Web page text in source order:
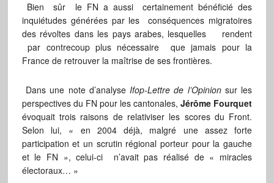
Bien sûr le FN a aussi certainement bénéficié des
inquiétudes générées par les conséquences migratoires
des révoltes dans les pays arabes, lesquelles rendent
par contrecoup plus nécessaire que jamais pour la
France de retrouver la maîtrise de ses frontières.
Dans une note d’analyseIfop-Lettre de l’Opinionsur les
perspectives du FN pour les cantonales,Jérôme Fourquet
évoquait trois raisons de relativiser les scores du Front.
Selon lui, « en 2004 déjà, malgré une assez forte
participation et un scrutin régional porteur pour la gauche
et le FN », celui-ci n’avait pas réalisé de « miracles
électoraux… »